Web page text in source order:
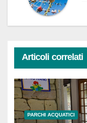
Articoli correlati
PARCHI ACQUATICI